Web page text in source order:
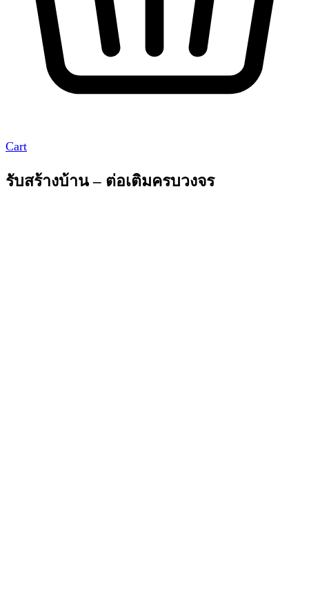
Cart
รับสร้างบ้าน – ต่อเติมครบวงจร